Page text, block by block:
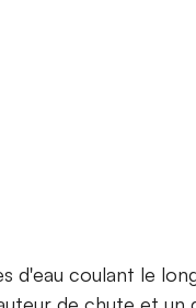
d'eau coulant le